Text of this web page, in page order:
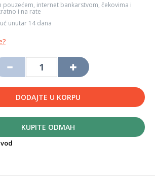
pouzećem, internet bankarstvom, čekovima i
i na rate
unutar 14 dana
DODAJTE U KORPU
KUPITE ODMAH